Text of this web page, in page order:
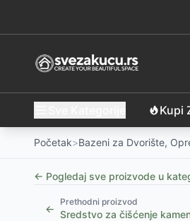
Kupi
Početak>Bazeni za Dvorište,
← Pogledaj sve proizvode u
←
Prethodni proizvod
Sredstvo za čišćenje